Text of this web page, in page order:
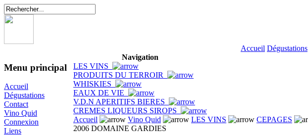
Accueil Dégustations
Menu principal
Accueil
Dégustations
Contact
Vino Quid
Connexion
Liens
Navigation
LES VINS
PRODUITS DU TERROIR
WHISKIES
EAUX DE VIE
V.D.N APERITIFS BIERES
CREMES LIQUEURS SIROPS
Accueil
Vino Quid LES VINS CEPAGES
2006 DOMAINE GARDIES